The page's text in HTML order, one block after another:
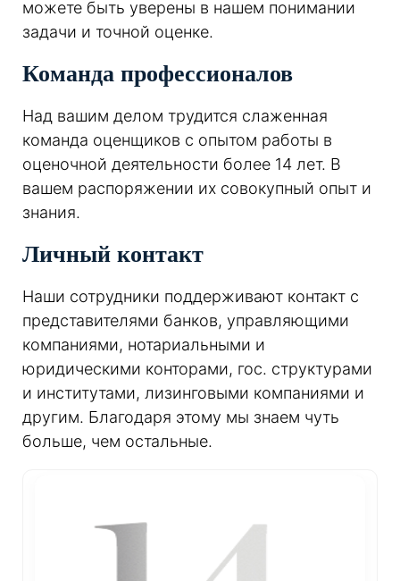
можете быть уверены в нашем понимании
задачи и точной оценке.
Команда профессионалов
Над вашим делом трудится слаженная
команда оценщиков с опытом работы в
оценочной деятельности более 14 лет. В
вашем распоряжении их совокупный опыт и
знания.
Личный контакт
Наши сотрудники поддерживают контакт с
представителями банков, управляющими
компаниями, нотариальными и
юридическими конторами, гос. структурами
и институтами, лизинговыми компаниями и
другим. Благодаря этому мы знаем чуть
больше, чем остальные.